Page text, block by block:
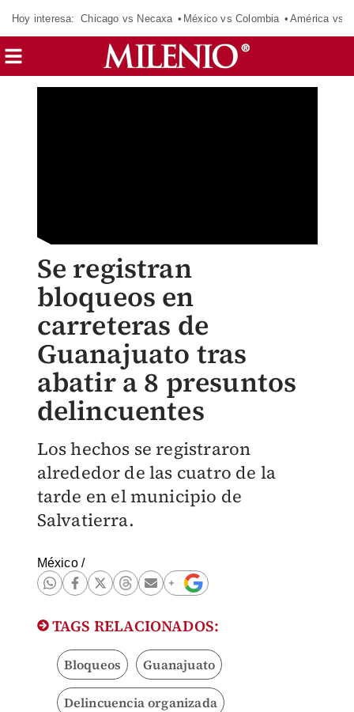
Hoy interesa: Chicago vs Necaxa México vs Colombia América vs
Se registran
bloqueos en
carreteras de
Guanajuato tras
abatir a 8 presuntos
delincuentes
Los hechos se registraron
alrededor de las cuatro de la
tarde en el municipio de
Salvatierra.
México/
TAGS RELACIONADOS:
Bloqueos Guanajuato
Delincuencia organizada